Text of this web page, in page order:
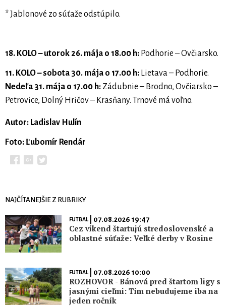
* Jablonové zo súťaže odstúpilo.
18. KOLO – utorok 26. mája o 18.00 h: Podhorie – Ovčiarsko.
11. KOLO – sobota 30. mája o 17.00 h: Lietava – Podhorie.
Nedeľa 31. mája o 17.00 h: Zádubnie – Brodno, Ovčiarsko –
Petrovice, Dolný Hričov – Krasňany. Trnové má voľno.
Autor: Ladislav Hulín
Foto: Ľubomír Rendár
NAJČÍTANEJŠIE Z RUBRIKY
FUTBAL| 07.08.2026 19:47
Cez víkend štartujú stredoslovenské a
oblastné súťaže: Veľké derby v Rosine
FUTBAL| 07.08.2026 10:00
ROZHOVOR - Bánová pred štartom ligy s
jasnými cieľmi: Tím nebudujeme iba na
jeden ročník